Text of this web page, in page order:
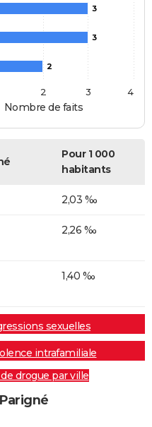
Nombre de faits
3
3
2
2 3 4
Pour 1 000
habitants
2,03 ‰
2,26 ‰
1,40 ‰
sexuelles
intrafamiliale
drogue par ville